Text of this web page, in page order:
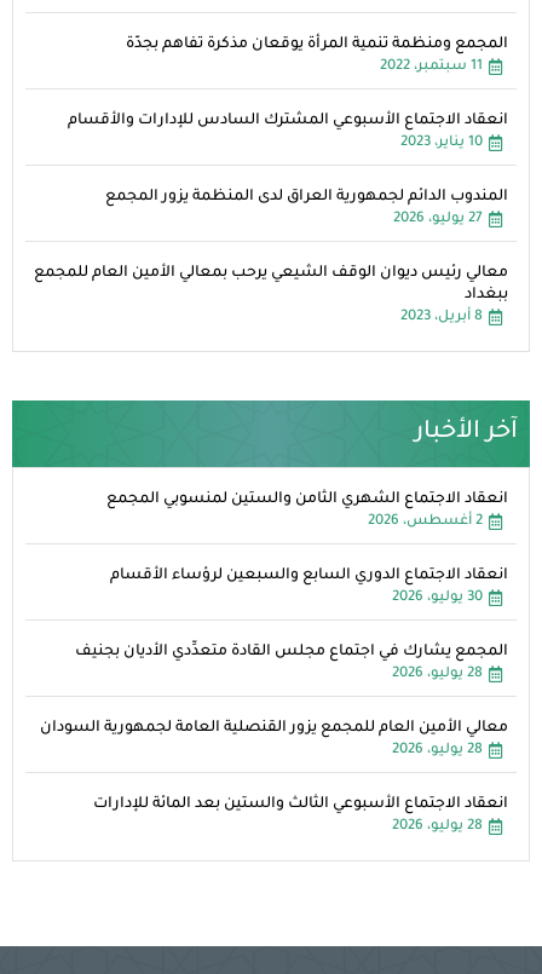
المجمع ومنظمة تنمية المرأة يوقعان مذكرة تفاهم بجدّة
11 سبتمبر، 2022
انعقاد الاجتماع الأسبوعي المشترك السادس للإدارات والأقسام
10 يناير، 2023
المندوب الدائم لجمهورية العراق لدى المنظمة يزور المجمع
27 يوليو، 2026
معالي رئيس ديوان الوقف الشيعي يرحب بمعالي الأمين العام للمجمع
ببغداد
8 أبريل، 2023
آخر الأخبار
انعقاد الاجتماع الشهري الثامن والستين لمنسوبي المجمع
2 أغسطس، 2026
انعقاد الاجتماع الدوري السابع والسبعين لرؤساء الأقسام
30 يوليو، 2026
المجمع يشارك في اجتماع مجلس القادة متعدِّدي الأديان بجنيف
28 يوليو، 2026
معالي الأمين العام للمجمع يزور القنصلية العامة لجمهورية السودان
28 يوليو، 2026
انعقاد الاجتماع الأسبوعي الثالث والستين بعد المائة للإدارات
28 يوليو، 2026